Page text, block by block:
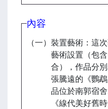
內容
（一）裝置藝術：這
藝術設置（包
合），作品分
張騰遠的《鸚
品位於南郭宿
《線代美好舊